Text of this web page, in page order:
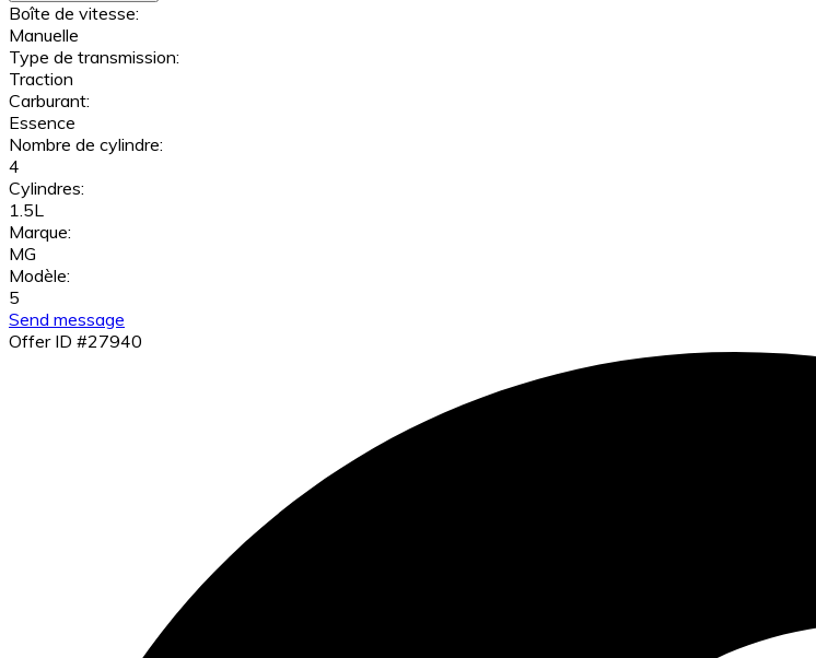
Boîte de vitesse:
Manuelle
Type de transmission:
Traction
Carburant:
Essence
Nombre de cylindre:
4
Cylindres:
1.5L
Marque:
MG
Modèle:
5
Send message
Offer ID #27940